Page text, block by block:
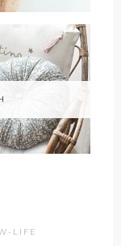
LIFE